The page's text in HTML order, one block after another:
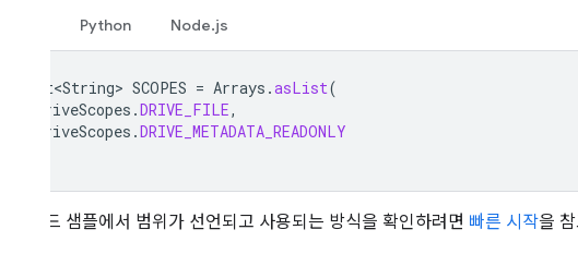
Python Node.js
List<String> SCOPES = Arrays .asList(
DriveScopes .DRIVE_FILE,
DriveScopes .DRIVE_METADATA_READONLY
전체 코드 샘플에서 범위가 선언되고 사용되는 방식을 확인하려면 빠른 시작을